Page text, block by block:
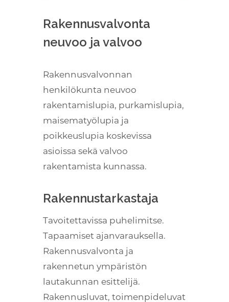
Rakennusvalvonta
neuvoo ja valvoo
Rakennusvalvonnan
henkilökunta neuvoo
rakentamislupia, purkamislupia,
maisematyölupia ja
poikkeuslupia koskevissa
asioissa sekä valvoo
rakentamista kunnassa.
Rakennustarkastaja
Tavoitettavissa puhelimitse.
Tapaamiset ajanvarauksella.
Rakennusvalvonta ja
rakennetun ympäristön
lautakunnan esittelijä.
Rakennusluvat, toimenpideluvat